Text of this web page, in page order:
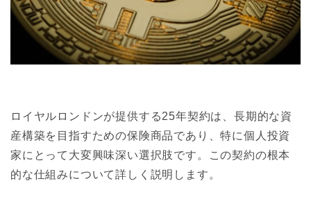
ロイヤルロンドンが提供する25年契約は、長期的な資
産構築を目指すための保険商品であり、特に個人投資
家にとって大変興味深い選択肢です。この契約の根本
的な仕組みについて詳しく説明します。